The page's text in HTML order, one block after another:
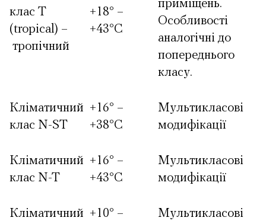
клас T
(tropical) –
тропічний
+18° –
+43°С
приміщень.
Особливості
аналогічні до
попереднього
класу.
Кліматичний
клас N-ST
+16° –
+38°С
Мультикласові
модифікації
Кліматичний
клас N-T
+16° –
+43°С
Мультикласові
модифікації
Кліматичний +10° –
Мультикласові